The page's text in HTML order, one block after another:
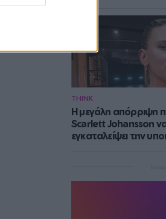
THINK
Η μεγάλη απόρριψη
Scarlett Johansson
εγκαταλείψει την